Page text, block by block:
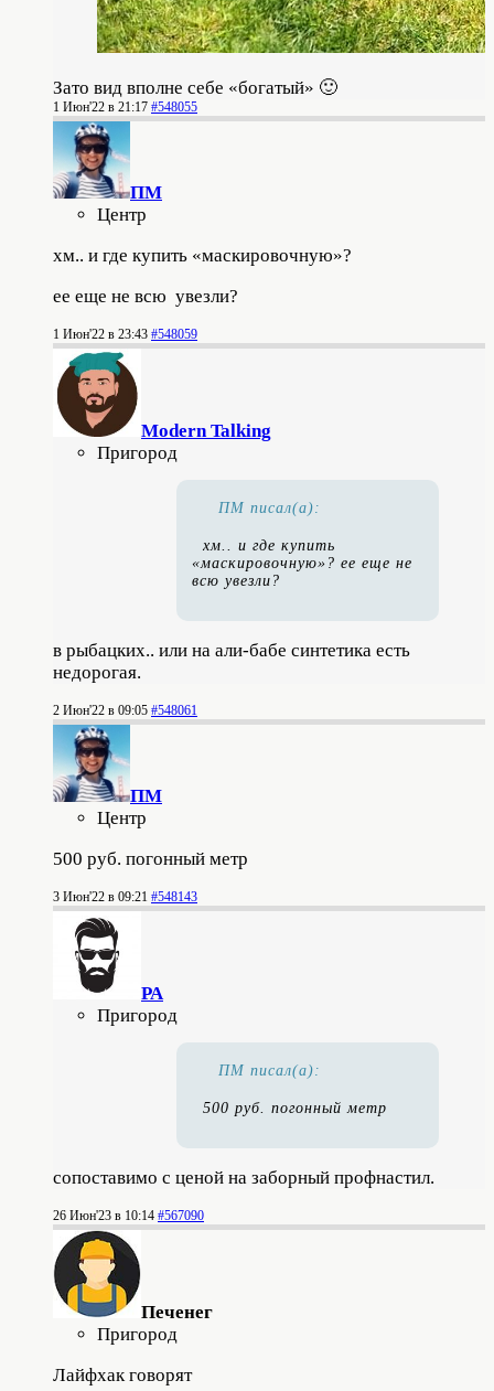
Зато вид вполне себе «богатый» 🙂
1 Июн'22 в 21:17 #548055
ПМ
Центр
хм.. и где купить «маскировочную»?
ее еще не всю увезли?
1 Июн'22 в 23:43 #548059
Modern Talking
Пригород
ПМ писал(а):
хм.. и где купить
«маскировочную»? ее еще не
всю увезли?
в рыбацких.. или на али-бабе синтетика есть
недорогая.
2 Июн'22 в 09:05 #548061
ПМ
Центр
500 руб. погонный метр
3 Июн'22 в 09:21 #548143
РА
Пригород
ПМ писал(а):
500 руб. погонный метр
сопоставимо с ценой на заборный профнастил.
26 Июн'23 в 10:14 #567090
Печенег
Пригород
Лайфхак говорят